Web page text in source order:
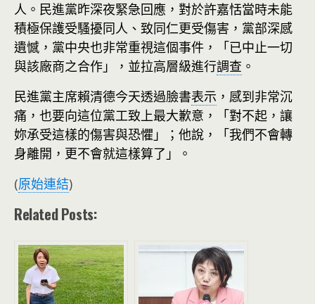
人。民進黨昨深夜緊急回應，對於許嘉恬當時未能
積極保護受騷擾同人、致同仁更受傷害，黨部深感
遺憾，黨中央也非常重視這個事件，「已中止一切
與該廠商之合作」，並拉高層級進行調查 。
民進黨主席賴清德今天透過臉書表示 ，感到非常沉
痛，也要向這位黨工致上最大歉意，「對不起，讓
妳承受這樣的傷害與恐懼」；他說，「我們不會轉
身離開，更不會就這樣算了」。
(原始連結)
Related Posts: